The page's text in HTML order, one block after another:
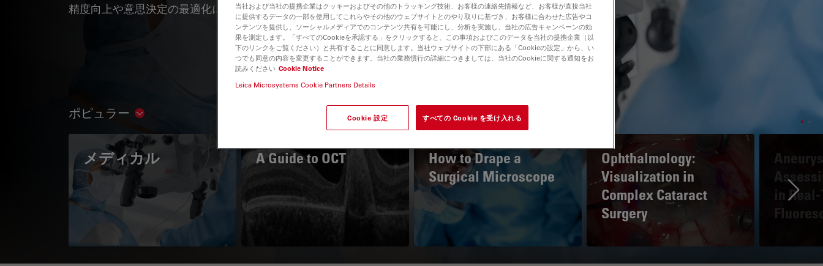
精度向上や意思決定の最適化にどのように貢献するかをご紹介します。
ポピュラー Show subnavigation
メディカル A Guide to OCT
How to Drape a
Surgical Microscope
Ophthalmology:
Visualization in
Complex Cataract
Surgery
in
当社および当社の提携企業はクッキーおよびその他のトラッキング技術、お客様の連絡先情報など、お客様が直接当社
に提供するデータの一部を使用してこれらやその他のウェブサイトとのやり取りに基づき、お客様に合わせた広告やコ
ンテンツを提供し、ソーシャルメディアでのコンテンツ共有を可能にし、分析を実施し、当社の広告キャンペーンの効
果を測定します。「すべてのCookieを承認する」をクリックすると、この事項およびこのデータを当社の提携企業（以
下のリンクをご覧ください）と共有することに同意します。当社ウェブサイトの下部にある「Cookieの設定」から、い
つでも同意の内容を変更することができます。当社の業務慣行の詳細につきましては、当社のCookieに関する通知をお
読みください Cookie Notice
Leica Microsystems Cookie Partners Details
Cookie 設定 すべての Cookie を受け入れる